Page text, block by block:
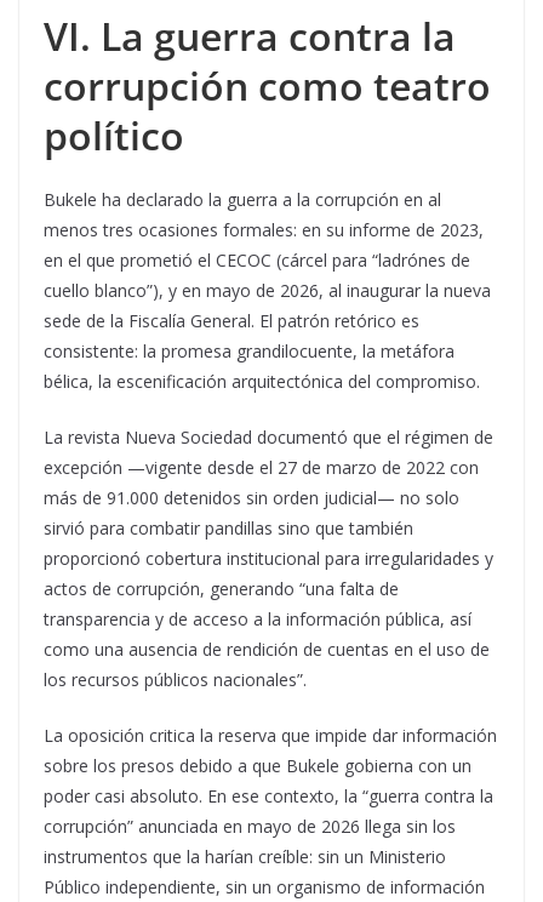
VI. La guerra contra la
corrupción como teatro
político
Bukele ha declarado la guerra a la corrupción en al
menos tres ocasiones formales: en su informe de 2023,
en el que prometió el CECOC (cárcel para “ladrónes de
cuello blanco”), y en mayo de 2026, al inaugurar la nueva
sede de la Fiscalía General. El patrón retórico es
consistente: la promesa grandilocuente, la metáfora
bélica, la escenificación arquitectónica del compromiso.
La revista Nueva Sociedad documentó que el régimen de
excepción —vigente desde el 27 de marzo de 2022 con
más de 91.000 detenidos sin orden judicial— no solo
sirvió para combatir pandillas sino que también
proporcionó cobertura institucional para irregularidades y
actos de corrupción, generando “una falta de
transparencia y de acceso a la información pública, así
como una ausencia de rendición de cuentas en el uso de
los recursos públicos nacionales”.
La oposición critica la reserva que impide dar información
sobre los presos debido a que Bukele gobierna con un
poder casi absoluto. En ese contexto, la “guerra contra la
corrupción” anunciada en mayo de 2026 llega sin los
instrumentos que la harían creíble: sin un Ministerio
Público independiente, sin un organismo de información